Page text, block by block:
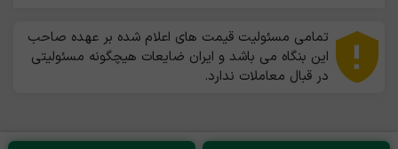
تمامی مسئولیت قیمت های اعلام شده بر عهده صاحب
این بنگاه می باشد و ایران ضایعات هیچگونه مسئولیتی
در قبال معاملات ندارد.